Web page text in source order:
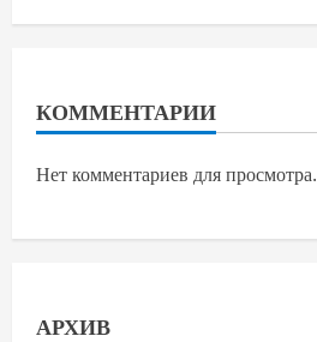
КОММЕНТАРИИ
Нет комментариев для просмотра.
АРХИВ